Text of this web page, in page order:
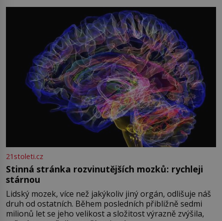
přízračná scéna znamená? Je jaro roku 1945, druhá
světová válka se chýlí ke konci. Jezero Stolpsee
21stoleti.cz
Stinná stránka rozvinutějších mozků: rychleji
stárnou
Lidský mozek, více než jakýkoliv jiný orgán, odlišuje náš
druh od ostatních. Během posledních přibližně sedmi
milionů let se jeho velikost a složitost výrazně zvýšila,